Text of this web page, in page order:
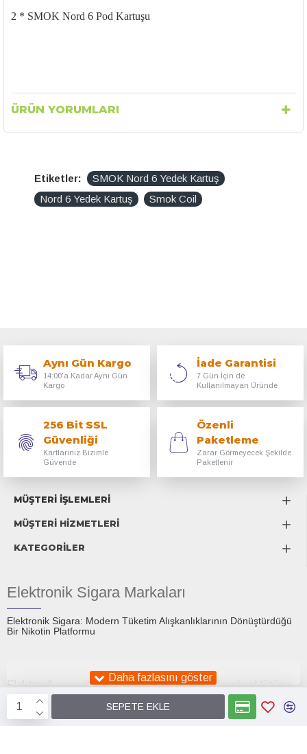
SEPETE EKLE
2 * SMOK Nord 6 Pod Kartuşu
ÜRÜN YORUMLARI
Etiketler:
SMOK Nord 6 Yedek Kartuş
Nord 6 Yedek Kartuş
Smok Coil
Aynı Gün Kargo
14:00'a Kadar Aynı Gün
Kargo
İade Garantisi
7 Gün İçin de
Kullanılmayan Üründe
256 Bit SSL
Güvenliği
Kartlarınız Bizimle
Güvende
Özenli
Paketleme
Zarar Görmeyecek Şekilde
Paketlenir
MÜŞTERİ İŞLEMLERİ
MÜŞTERİ HİZMETLERİ
KATEGORİLER
Elektronik Sigara Markaları
Elektronik Sigara: Modern Tüketim Alışkanlıklarının Dönüştürdüğü
Bir Nikotin Platformu
Elektronik sigaralar, son on yıl içinde hem geleneksel tütüne
alternatif olarak sunulan bir tüketim aracı hem de küresel bir
tartışma konusu hâline gelmiştir. İlk ortaya çıktıklarında